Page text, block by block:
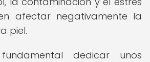
afectar negativamente la
piel.
dedicar unos